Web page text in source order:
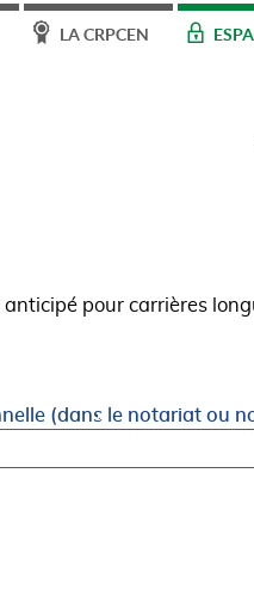
LA CRPCEN
pour carrières
(dans le notariat ou